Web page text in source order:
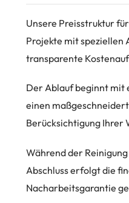
Unsere Preisstruktur
Projekte mit speziellen
transparente
Der Ablauf beginnt mit
einen
Berücksichtigung Ihrer
Während der
Abschluss erfolgt die
Nacharbeitsgarantie